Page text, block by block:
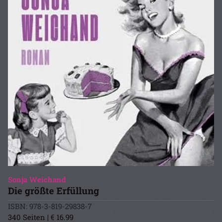
Sonja Weichand
Die größte Erfüllung
ISBN: 978-3-819-29838-7
340 Seiten | € 16.99